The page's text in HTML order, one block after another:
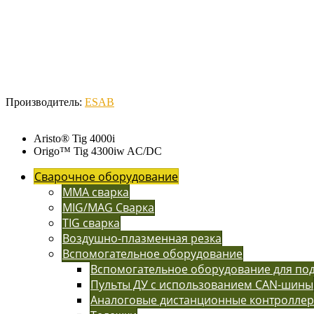
Производитель: ESAB
Aristo® Tig 4000i
Origo™ Tig 4300iw AC/DC
Сварочное оборудование
MMA сварка
MIG/MAG Сварка
TIG сварка
Воздушно-плазменная резка
Вспомогательное оборудование
Вспомогательное оборудование для
Пульты ДУ с использованием CAN-шины
Аналоговые дистанционные